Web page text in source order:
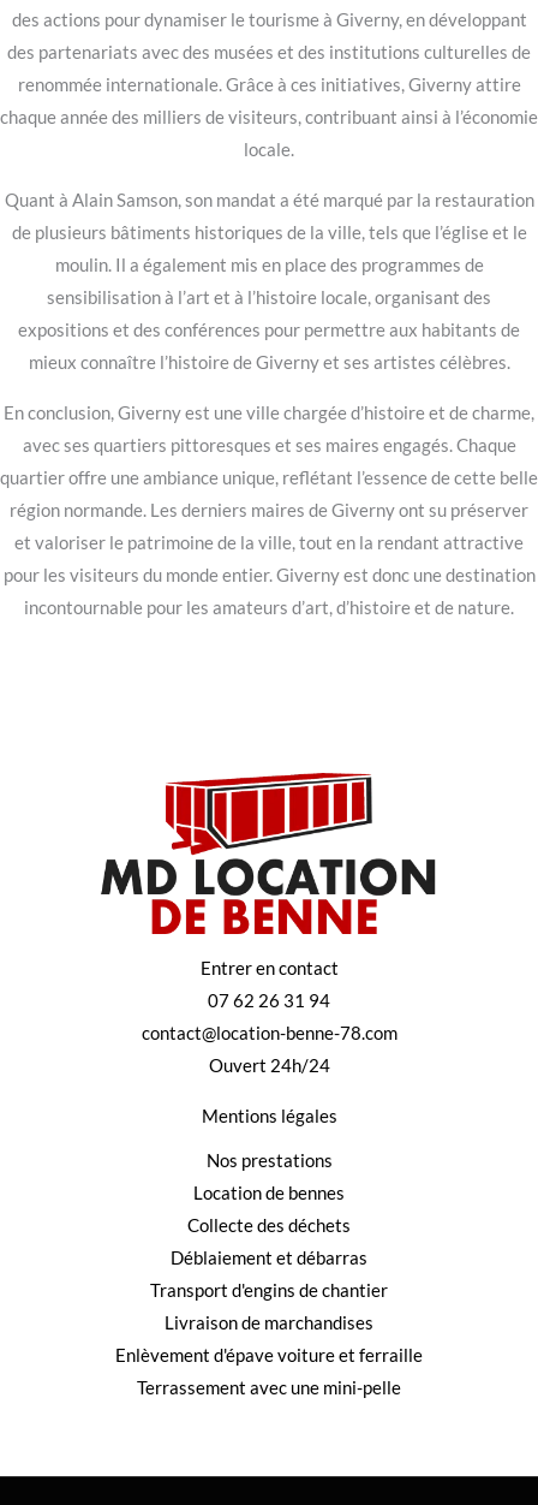
des actions pour dynamiser le tourisme à Giverny, en développant
des partenariats avec des musées et des institutions culturelles de
renommée internationale. Grâce à ces initiatives, Giverny attire
chaque année des milliers de visiteurs, contribuant ainsi à l’économie
locale.
Quant à Alain Samson, son mandat a été marqué par la restauration
de plusieurs bâtiments historiques de la ville, tels que l’église et le
moulin. Il a également mis en place des programmes de
sensibilisation à l’art et à l’histoire locale, organisant des
expositions et des conférences pour permettre aux habitants de
mieux connaître l’histoire de Giverny et ses artistes célèbres.
En conclusion, Giverny est une ville chargée d’histoire et de charme,
avec ses quartiers pittoresques et ses maires engagés. Chaque
quartier offre une ambiance unique, reflétant l’essence de cette belle
région normande. Les derniers maires de Giverny ont su préserver
et valoriser le patrimoine de la ville, tout en la rendant attractive
pour les visiteurs du monde entier. Giverny est donc une destination
incontournable pour les amateurs d’art, d’histoire et de nature.
Entrer en contact
07 62 26 31 94
contact@location-benne-78.com
Ouvert 24h/24
Mentions légales
Nos prestations
Location de bennes
Collecte des déchets
Déblaiement et débarras
Transport d'engins de chantier
Livraison de marchandises
Enlèvement d'épave voiture et ferraille
Terrassement avec une mini-pelle